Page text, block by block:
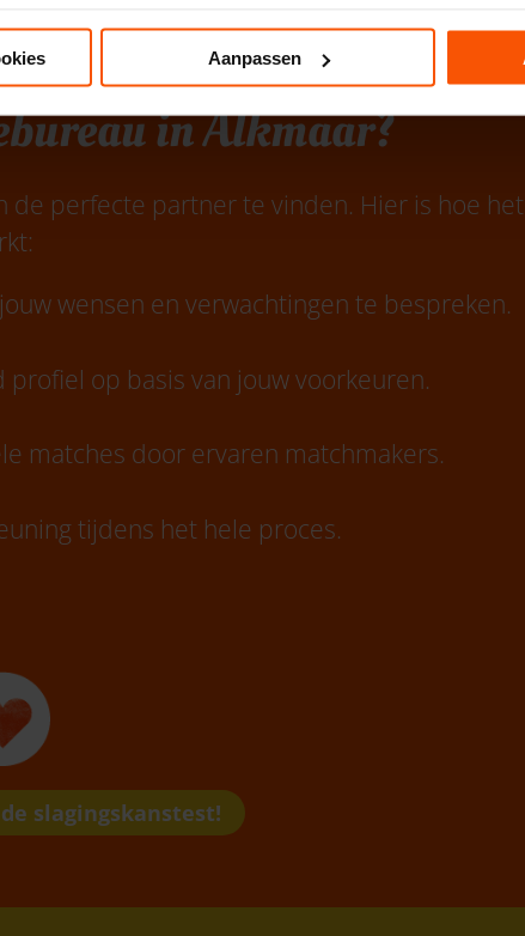
Aanpassen
in Alkmaar?
perfecte partner te vinden. Hier is hoe het
wensen en verwachtingen te bespreken.
op basis van jouw voorkeuren.
matches door ervaren matchmakers.
tijdens het hele proces.
slagingskanstest!